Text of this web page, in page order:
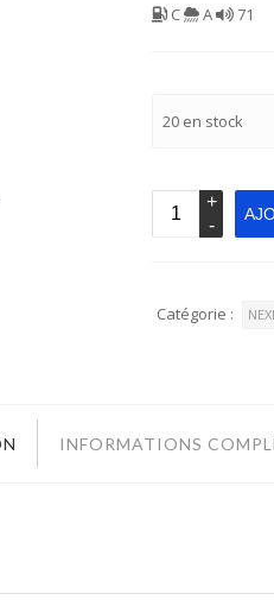
C A 71
20 en stock
Catégorie :
INFORMATIONS